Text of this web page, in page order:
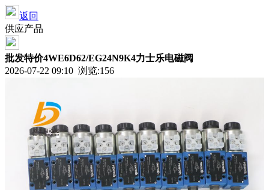
返回
供应产品
批发特价4WE6D62/EG24N9K4力士乐电磁阀
2026-07-22 09:10 浏览:156